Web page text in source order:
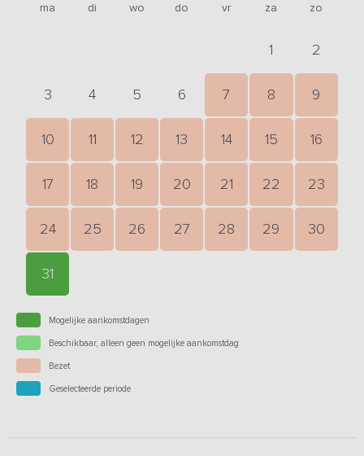
ma di wo do vr za zo
1 2
3 4 5 6 7 8 9
10 11 12 13 14 15 16
17 18 19 20 21 22 23
24 25 26 27 28 29 30
31
Mogelijke aankomstdagen
Beschikbaar, alleen geen mogelijke aankomstdag
Bezet
Geselecteerde periode